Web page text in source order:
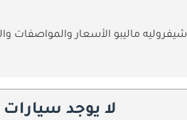
ماليبو الأسعار والمواصفات
لا يوجد